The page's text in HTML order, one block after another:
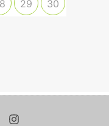
29 30